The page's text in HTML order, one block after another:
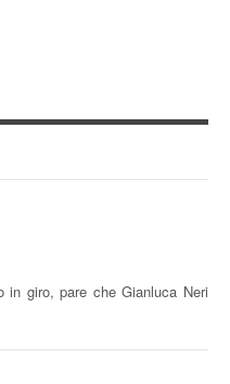
in giro, pare che Gianluca Neri